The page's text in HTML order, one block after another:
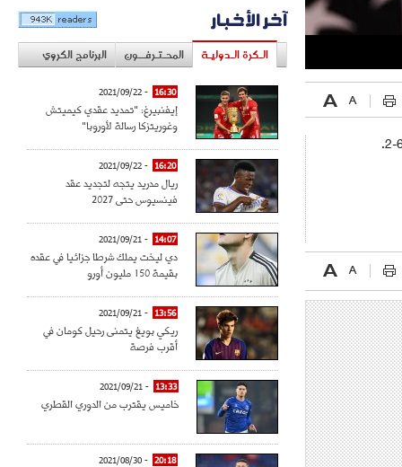
آخر الأخبار
الـكرة الـدوليـة المحـتـرفــون البرنامج الكروي
16:30
- 2021/09/22
إيفنبيرغ: "تمديد عقدي كيميتش
وغوريتزكا رسالة لأوروبا"
16:20
- 2021/09/22
ريال مدريد يتجه لتجديد عقد
فينسيوس حتى 2027
14:07
- 2021/09/21
دي ليخت يملك شرطا جزائيا في عقده
بقيمة 150 مليون أورو
13:56
- 2021/09/21
ريكي بويغ يتمنى رحيل كومان في
أقرب فرصة
13:33
- 2021/09/21
خاميس يقترب من الدوري القطري
20:18
- 2021/08/30